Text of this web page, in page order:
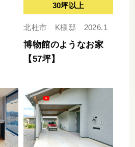
30坪以上
北杜市 K様邸 2026.1
博物館のようなお家
【57坪】